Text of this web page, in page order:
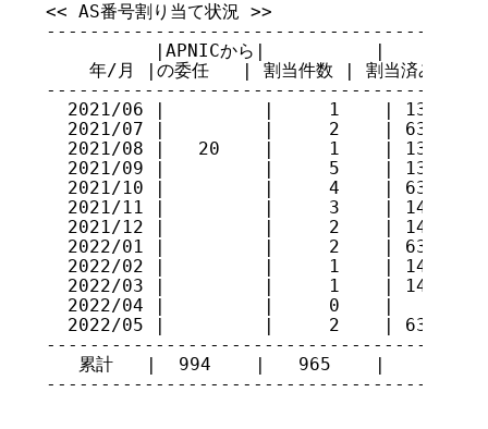
<< AS番号割り当て状況 >>
|APNICから|          |
年/月 |の委任   | 割当件数 | 割当済み
2021/06 |         |     1    | 131987
2021/07 |         |     2    | 63791,
2021/08 |   20    |     1    | 131989
2021/09 |         |     5    |
2021/10 |         |     4    | 63792,
2021/11 |         |     3    |
2021/12 |         |     2    |
2022/01 |         |     2    | 63793,
2022/02 |         |     1    | 146979
2022/03 |         |     1    | 146980
2022/04 |         |     0    |
2022/05 |         |     2    |
   累計   |  994    |   965    |